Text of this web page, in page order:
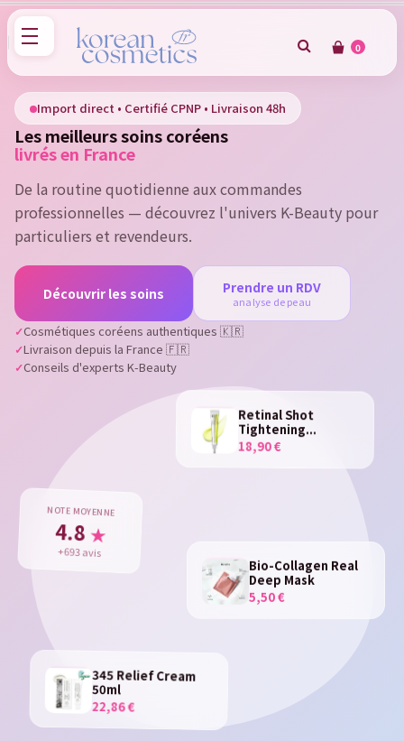
0
Import direct • Certifié CPNP • Livraison 48h
Les meilleurs soins coréens
livrés en France
De la routine quotidienne aux commandes
professionnelles — découvrez l'univers K-Beauty pour
particuliers et revendeurs.
Découvrir les soins Prendre un RDV
analyse de peau
Cosmétiques coréens authentiques 🇰🇷
Livraison depuis la France 🇫🇷
Conseils d'experts K-Beauty
Retinal Shot
Tightening...
18,90 €
345 Relief Cream
50ml
22,86 €
Bio-Collagen Real
Deep Mask
5,50 €
NOTE MOYENNE
4.8 ★
+693 avis
Sign in
You need to be logged in to save products in your wish
list.
Cancel